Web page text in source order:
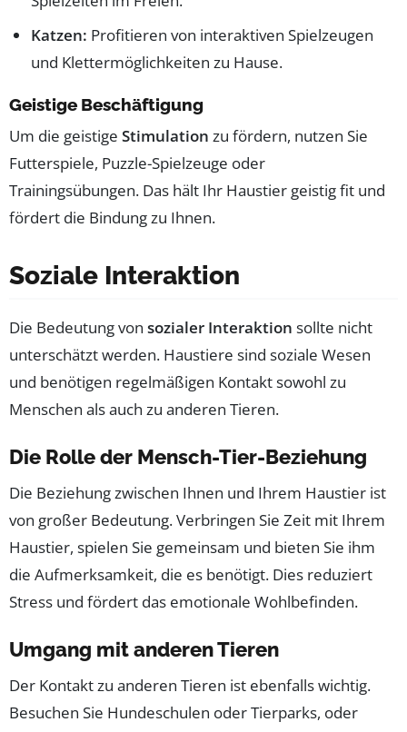
Katzen: Profitieren von interaktiven Spielzeugen
und Klettermöglichkeiten zu Hause.
Geistige Beschäftigung
Um die geistige Stimulation zu fördern, nutzen Sie
Futterspiele, Puzzle-Spielzeuge oder
Trainingsübungen. Das hält Ihr Haustier geistig fit und
fördert die Bindung zu Ihnen.
Soziale Interaktion
Die Bedeutung von sozialer Interaktion sollte nicht
unterschätzt werden. Haustiere sind soziale Wesen
und benötigen regelmäßigen Kontakt sowohl zu
Menschen als auch zu anderen Tieren.
Die Rolle der Mensch-Tier-Beziehung
Die Beziehung zwischen Ihnen und Ihrem Haustier ist
von großer Bedeutung. Verbringen Sie Zeit mit Ihrem
Haustier, spielen Sie gemeinsam und bieten Sie ihm
die Aufmerksamkeit, die es benötigt. Dies reduziert
Stress und fördert das emotionale Wohlbefinden.
Umgang mit anderen Tieren
Der Kontakt zu anderen Tieren ist ebenfalls wichtig.
Besuchen Sie Hundeschulen oder Tierparks, oder